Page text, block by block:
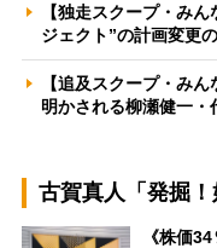
【独走スクープ・み
ジェクト”の計画変更
【追及スクープ・み
明かされる柳瀬健一
古賀真人「発掘！
《株価